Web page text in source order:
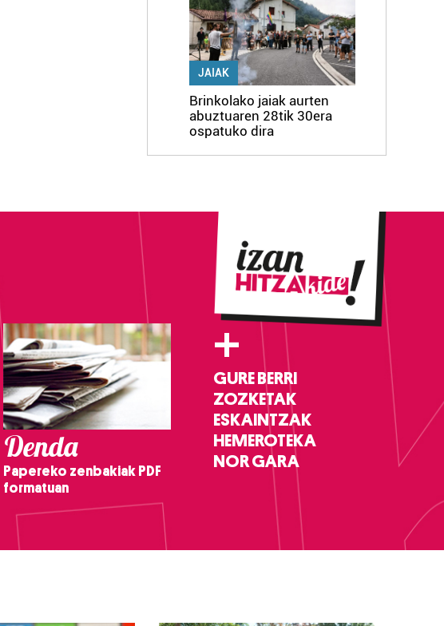
JAIAK
Brinkolako jaiak aurten
abuztuaren 28tik 30era
ospatuko dira
Denda
Papereko zenbakiak PDF
formatuan
+
GURE BERRI
ZOZKETAK
ESKAINTZAK
HEMEROTEKA
NOR GARA